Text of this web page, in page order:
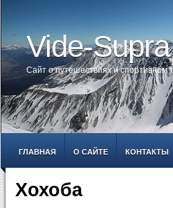
Vide-
Сайт о путешествиях и спортивном
ГЛАВНАЯ О САЙТЕ КОНТАКТЫ
Хохоба